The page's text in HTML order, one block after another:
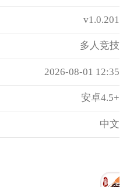
v1.0.201
多人竞技
2026-08-01 12:35
安卓4.5+
中文